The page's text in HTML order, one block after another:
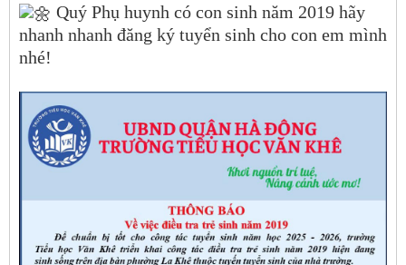
Quý Phụ huynh có con sinh năm 2019 hãy
nhanh nhanh đăng ký tuyển sinh cho con em mình
nhé!